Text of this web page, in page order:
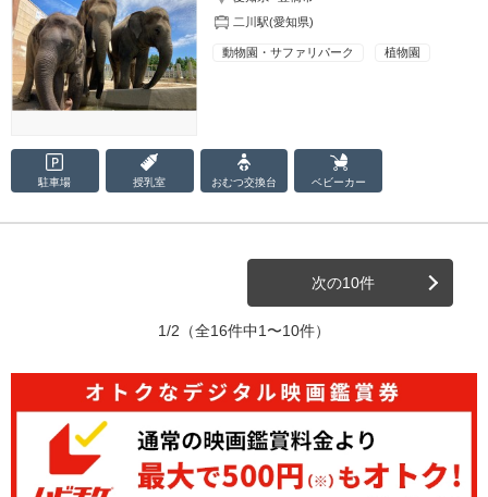
二川駅(愛知県)
動物園・サファリパーク 植物園
駐車場 授乳室 おむつ交換台 ベビーカー
次の10件
1/2 （全16件中1〜10件）